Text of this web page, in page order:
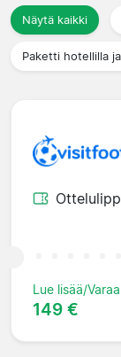
Matkatoimistoja
Näytä kaikki
Paketti hotellilla
Lue lisää/Varaa
149 €